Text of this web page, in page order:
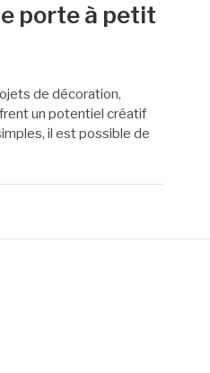
porte à petit
de décoration,
un potentiel créatif
il est possible de